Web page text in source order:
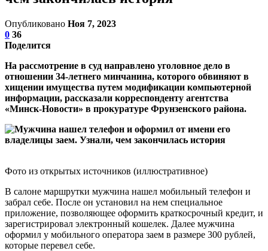
Опубликовано Ноя 7, 2023
0 36
Поделится
На рассмотрение в суд направлено уголовное дело в
отношении 34-летнего минчанина, которого обвиняют в
хищении имущества путем модификации компьютерной
информации, рассказали корреспонденту агентства
«Минск-Новости» в прокуратуре Фрунзенского района.
Фото из открытых источников (иллюстративное)
В салоне маршрутки мужчина нашел мобильный телефон и
забрал себе. После он установил на нем специальное
приложение, позволяющее оформить краткосрочный кредит, и
зарегистрировал электронный кошелек. Далее мужчина
оформил у мобильного оператора заем в размере 300 рублей,
которые перевел себе.